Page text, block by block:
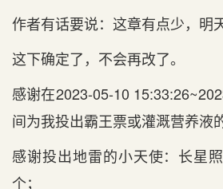
作者有话要说：这章有点少，明
这下确定了，不会再改了。
感谢在2023-05-10
间为我投出霸王票或灌溉营养液
感谢投出地雷的小天使：长星
个；